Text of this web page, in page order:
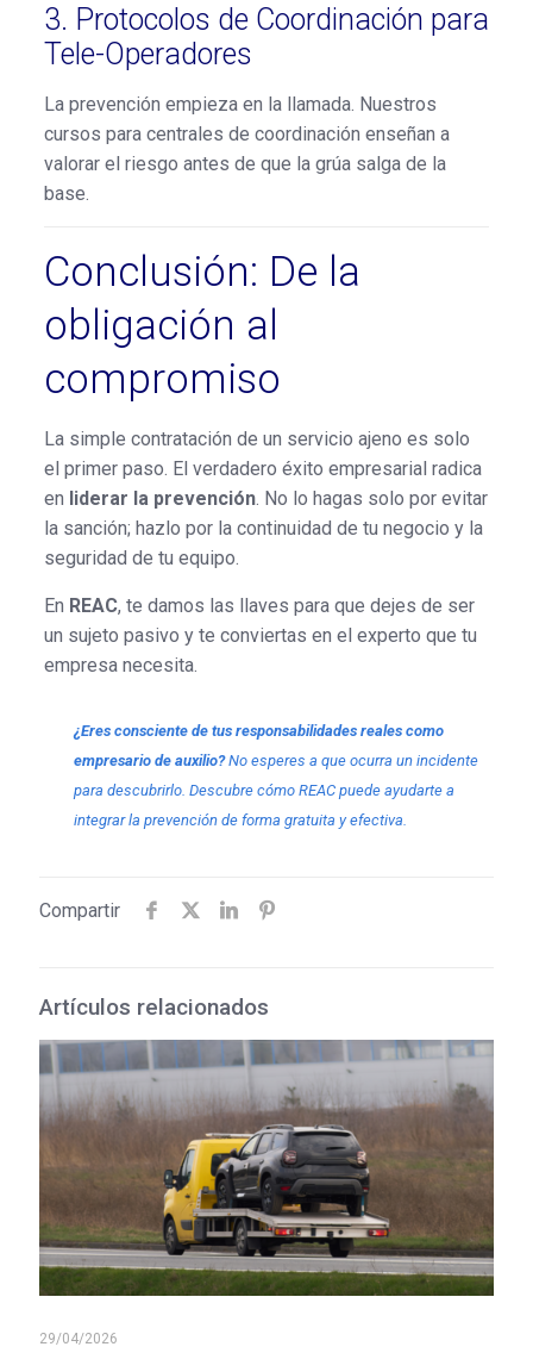
3. Protocolos de Coordinación para
Tele-Operadores
La prevención empieza en la llamada. Nuestros
cursos para centrales de coordinación enseñan a
valorar el riesgo antes de que la grúa salga de la
base.
Conclusión: De la
obligación al
compromiso
La simple contratación de un servicio ajeno es solo
el primer paso. El verdadero éxito empresarial radica
en liderar la prevención. No lo hagas solo por evitar
la sanción; hazlo por la continuidad de tu negocio y la
seguridad de tu equipo.
En REAC, te damos las llaves para que dejes de ser
un sujeto pasivo y te conviertas en el experto que tu
empresa necesita.
¿Eres consciente de tus responsabilidades reales como
empresario de auxilio?No esperes a que ocurra un incidente
para descubrirlo. Descubre cómo REAC puede ayudarte a
integrar la prevención de forma gratuita y efectiva.
Compartir
Artículos relacionados
29/04/2026